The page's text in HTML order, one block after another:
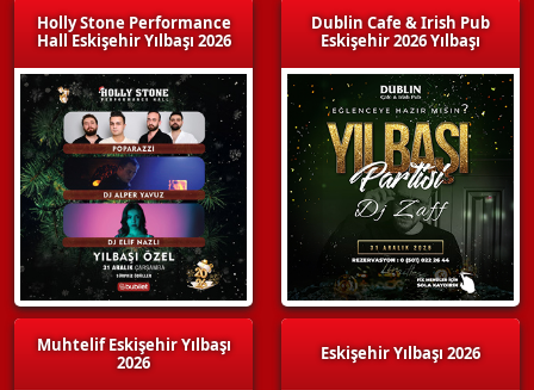
Holly Stone Performance
Hall Eskişehir Yılbaşı 2026
Muhtelif Eskişehir Yılbaşı
2026
Dublin Cafe & Irish Pub
Eskişehir 2026 Yılbaşı
Eskişehir Yılbaşı 2026